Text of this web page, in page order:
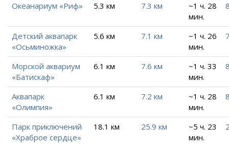
Океанариум «Риф» 5.3 км 7.3 км
~1 ч. 28
мин.
Детский аквапарк
«Осьминожка»
5.6 км 7.1 км
~1 ч. 26
мин.
Морской аквариум
«Батискаф»
6.1 км 7.6 км
~1 ч. 33
мин.
Аквапарк
«Олимпия»
6.1 км 7.2 км
~1 ч. 28
мин.
Парк приключений
«Храброе сердце»
18.1 км 25.9 км
~5 ч. 23
мин.